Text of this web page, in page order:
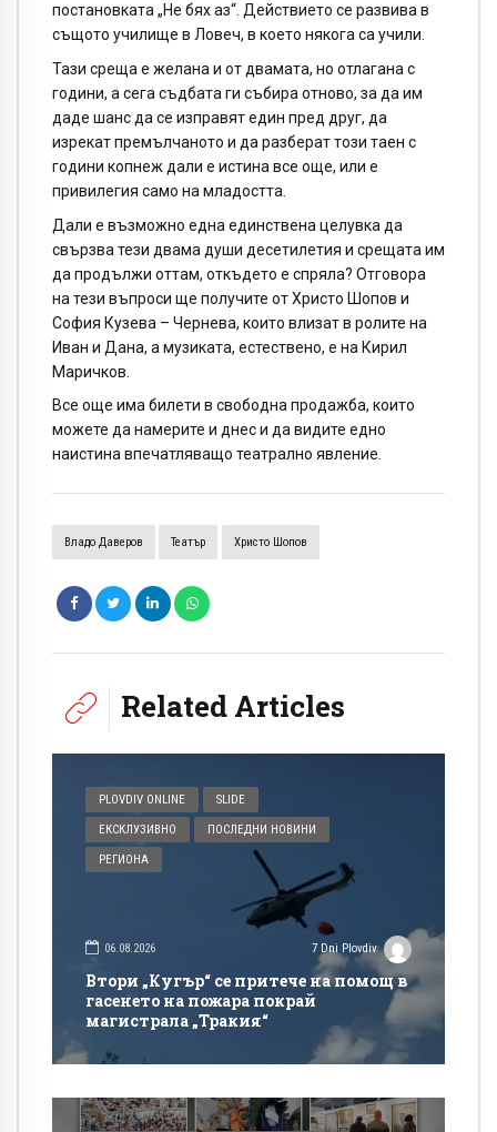
постановката „Не бях аз“. Действието се развива в
същото училище в Ловеч, в което някога са учили.
Тази среща е желана и от двамата, но отлагана с
години, а сега съдбата ги събира отново, за да им
даде шанс да се изправят един пред друг, да
изрекат премълчаното и да разберат този таен с
години копнеж дали е истина все още, или е
привилегия само на младостта.
Дали е възможно една единствена целувка да
свързва тези двама души десетилетия и срещата им
да продължи оттам, откъдето е спряла? Отговора
на тези въпроси ще получите от Христо Шопов и
София Кузева – Чернева, които влизат в ролите на
Иван и Дана, а музиката, естествено, е на Кирил
Маричков.
Все още има билети в свободна продажба, които
можете да намерите и днес и да видите едно
наистина впечатляващо театрално явление.
Владо Даверов Театър Христо Шопов
Related Articles
PLOVDIV ONLINE SLIDE
ЕКСКЛУЗИВНО ПОСЛЕДНИ НОВИНИ
РЕГИОНА
06.08.2026 7 Dni Plovdiv
Втори „Кугър“ се притече на помощ в
гасенето на пожара покрай
магистрала „Тракия“